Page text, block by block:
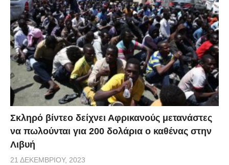
Σκληρό βίντεο δείχνει Αφρικανούς μετανάστες
να πωλούνται για 200 δολάρια ο καθένας στην
Λιβυή
21 ΔΕΚΕΜΒΡΊΟΥ, 2023